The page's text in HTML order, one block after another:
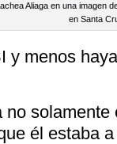
Aliaga en una imagen
en Santa
y menos
no
él estaba